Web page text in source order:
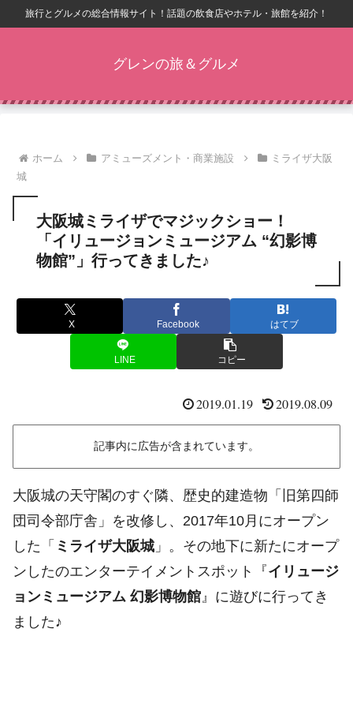
旅行とグルメの総合情報サイト！話題の飲食店やホテル・旅館を紹介！
グレンの旅＆グルメ
ホーム アミューズメント・商業施設
ミライザ大阪
城
大阪城ミライザでマジックショー！
「イリュージョンミュージアム “幻影博
物館”」行ってきました♪
X Facebook はてブ
LINE コピー
2019.01.19 2019.08.09
記事内に広告が含まれています。
大阪城の天守閣のすぐ隣、歴史的建造物「旧第四師
団司令部庁舎」を改修し、2017年10月にオープン
した「 ミライザ大阪城 」。その地下に新たにオープ
ンしたのエンターテイメントスポット『イリュージ
ョンミュージアム 幻影博物館 』に遊びに行ってき
ました♪